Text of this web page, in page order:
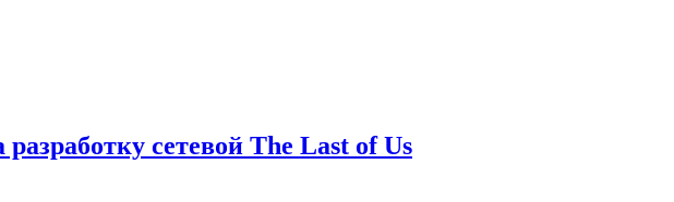
сетевой The Last of Us